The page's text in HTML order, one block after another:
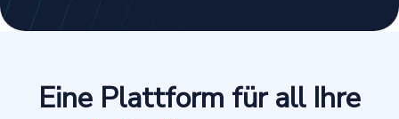
Eine Plattform für all Ihre